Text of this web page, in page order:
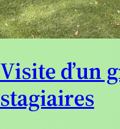
Visite d’un
stagiaires